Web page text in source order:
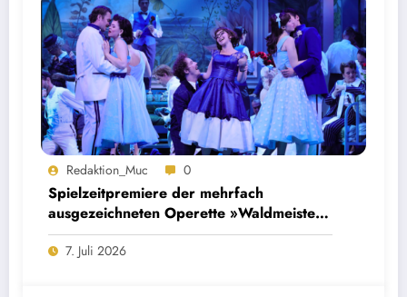
Redaktion_Muc 0
Spielzeitpremiere der mehrfach
ausgezeichneten Operette »Waldmeister«
im Staatstheater am Gärtnerplatz
7. Juli 2026